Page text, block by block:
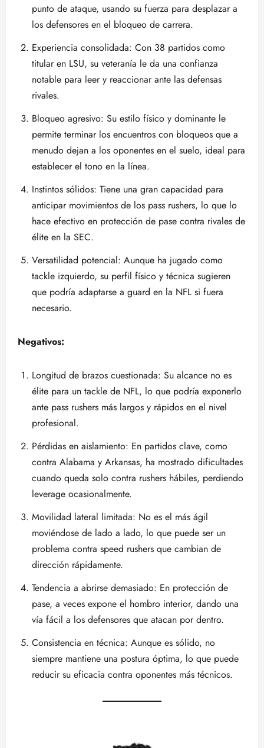
punto de ataque, usando su fuerza para desplazar a
los defensores en el bloqueo de carrera.
Experiencia consolidada: Con 38 partidos como
titular en LSU, su veteranía le da una confianza
notable para leer y reaccionar ante las defensas
rivales.
Bloqueo agresivo: Su estilo físico y dominante le
permite terminar los encuentros con bloqueos que a
menudo dejan a los oponentes en el suelo, ideal para
establecer el tono en la línea.
Instintos sólidos: Tiene una gran capacidad para
anticipar movimientos de los pass rushers, lo que lo
hace efectivo en protección de pase contra rivales de
élite en la SEC.
Versatilidad potencial: Aunque ha jugado como
tackle izquierdo, su perfil físico y técnica sugieren
que podría adaptarse a guard en la NFL si fuera
necesario.
Negativos:
Longitud de brazos cuestionada: Su alcance no es
élite para un tackle de NFL, lo que podría exponerlo
ante pass rushers más largos y rápidos en el nivel
profesional.
Pérdidas en aislamiento: En partidos clave, como
contra Alabama y Arkansas, ha mostrado dificultades
cuando queda solo contra rushers hábiles, perdiendo
leverage ocasionalmente.
Movilidad lateral limitada: No es el más ágil
moviéndose de lado a lado, lo que puede ser un
problema contra speed rushers que cambian de
dirección rápidamente.
Tendencia a abrirse demasiado: En protección de
pase, a veces expone el hombro interior, dando una
vía fácil a los defensores que atacan por dentro.
Consistencia en técnica: Aunque es sólido, no
siempre mantiene una postura óptima, lo que puede
reducir su eficacia contra oponentes más técnicos.